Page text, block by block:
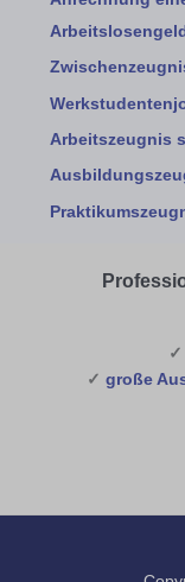
Arbeitszeugnis
✓
✓ große